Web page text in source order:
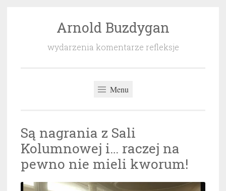
Arnold Buzdygan
wydarzenia komentarze refleksje
Menu
Są nagrania z Sali
Kolumnowej i… raczej na
pewno nie mieli kworum!